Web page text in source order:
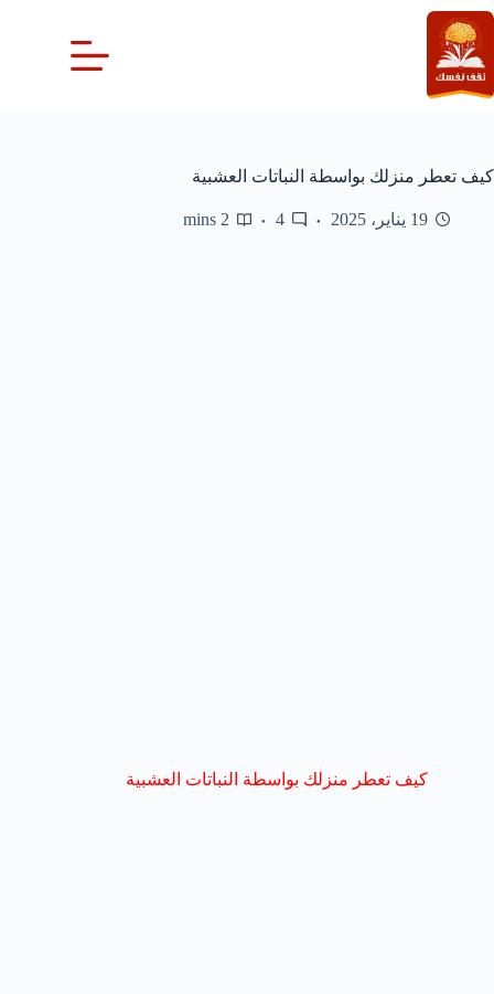
التجاوز
إلى
المحتوى
كيف تعطر منزلك بواسطة النباتات العشبية
19 يناير، 2025 4
2 mins
كيف تعطر منزلك بواسطة النباتات العشبية